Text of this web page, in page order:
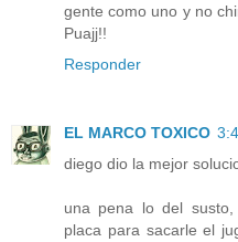
gente como uno y no
Puajj!!
Responder
EL MARCO TOXICO
diego dio la mejor
una pena lo del
placa para sacarle el